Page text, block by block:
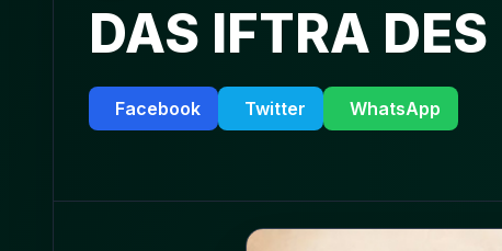
DAS IFTRA
Facebook Twitter WhatsApp